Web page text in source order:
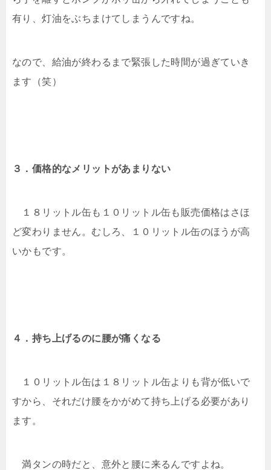
有り、灯油をぶちまけてしまうんですね。
なので、給油が終わるまで緊張した時間が過ぎていき
ます（笑）
３．価格的なメリットがあまりない
１８リットル缶も１０リットル缶も販売価格はさほ
ど変わりません。むしろ、１０リットル缶のほうが高
いかもです。
４．持ち上げるのに腰が痛くなる
１０リットル缶は１８リットル缶よりも背が低いで
すから、それだけ腰をかがめて持ち上げる必要があり
ます。
満タンの時だと、意外と腰に来るんですよね。